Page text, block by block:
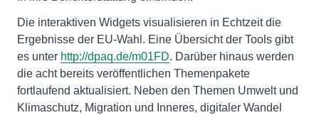
Die interaktiven Widgets visualisieren in Echtzeit die
Ergebnisse der EU-Wahl. Eine Übersicht der Tools gibt
es unter http://dpaq.de/m01FD. Darüber hinaus werden
die acht bereits veröffentlichen Themenpakete
fortlaufend aktualisiert. Neben den Themen Umwelt und
Klimaschutz, Migration und Inneres, digitaler Wandel